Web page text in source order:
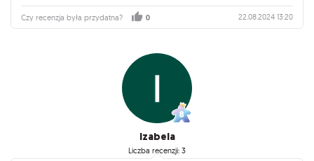
Czy recenzja była przydatna? 0 22.08.2024 13:20
Izabela
Liczba recenzji: 3